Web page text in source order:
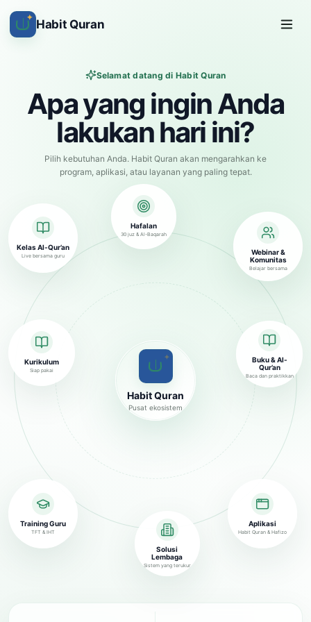
✦ Habit Quran
Selamat datang di Habit Quran
Apa yang ingin Anda
lakukan hari ini?
Pilih kebutuhan Anda. Habit Quran akan mengarahkan ke
program, aplikasi, atau layanan yang paling tepat.
✦
Habit Quran
Pusat ekosistem
Kelas Al-Qur’an
Live bersama guru
Hafalan
30 juz & Al-Baqarah
Buku & Al-
Qur’an
Baca dan praktikkan
Training Guru
TFT & IHT
Solusi
Lembaga
Sistem yang terukur
Kurikulum
Siap pakai
Aplikasi
Habit Quran & Hafizo
Webinar &
Komunitas
Belajar bersama